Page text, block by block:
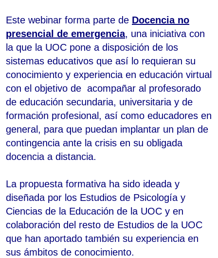
Este webinar forma parte de Docencia no
presencial de emergencia, una iniciativa con
la que la UOC pone a disposición de los
sistemas educativos que así lo requieran su
conocimiento y experiencia en educación virtual
con el objetivo de acompañar al profesorado
de educación secundaria, universitaria y de
formación profesional, así como educadores en
general, para que puedan implantar un plan de
contingencia ante la crisis en su obligada
docencia a distancia.
La propuesta formativa ha sido ideada y
diseñada por los Estudios de Psicología y
Ciencias de la Educación de la UOC y en
colaboración del resto de Estudios de la UOC
que han aportado también su experiencia en
sus ámbitos de conocimiento.